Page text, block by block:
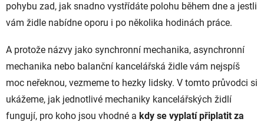
pohybu zad, jak snadno vystřídáte polohu během dne a jestli
vám židle nabídne oporu i po několika hodinách práce.
A protože názvy jako synchronní mechanika, asynchronní
mechanika nebo balanční kancelářská židle vám nejspíš
moc neřeknou, vezmeme to hezky lidsky. V tomto průvodci si
ukážeme, jak jednotlivé mechaniky kancelářských židlí
fungují, pro koho jsou vhodné a kdy se vyplatí připlatit za